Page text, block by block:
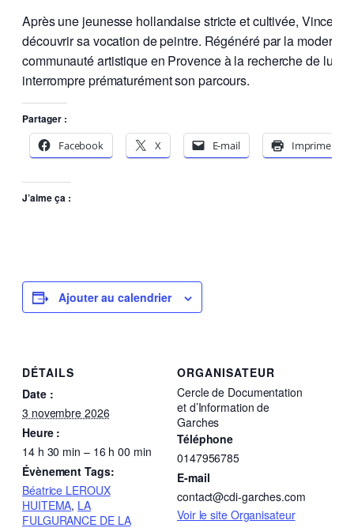
Après une jeunesse hollandaise stricte et cultivée, Vincent
découvrir sa vocation de peintre. Régénéré par la
communauté artistique en Provence à la recherche de
interrompre prématurément son parcours.
Partager :
Facebook
X E-mail Imprimer
J’aime ça :
Ajouter au calendrier
DÉTAILS
Date :
3 novembre 2026
Heure :
14 h 30 min – 16 h 00 min
Évènement Tags:
Béatrice LEROUX
HUITEMA, LA
FULGURANCE DE LA
ORGANISATEUR
Cercle de Documentation
et d’Information de
Garches
Téléphone
0147956785
E-mail
contact@cdi-garches.com
Voir le site Organisateur